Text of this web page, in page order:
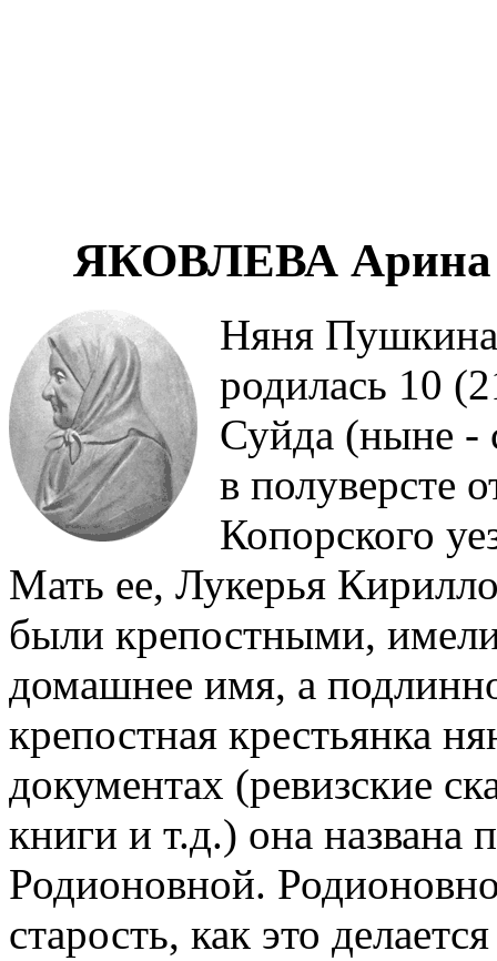
ЯКОВЛЕВА Арина
Няня
родилась 10
Суйда (ныне -
в полуверсте
Копорского
Мать ее, Лукерья
были крепостными,
домашнее имя, а
крепостная крестьянка
документах (ревизские
книги и т.д.) она названа
Родионовной.
старость, как это